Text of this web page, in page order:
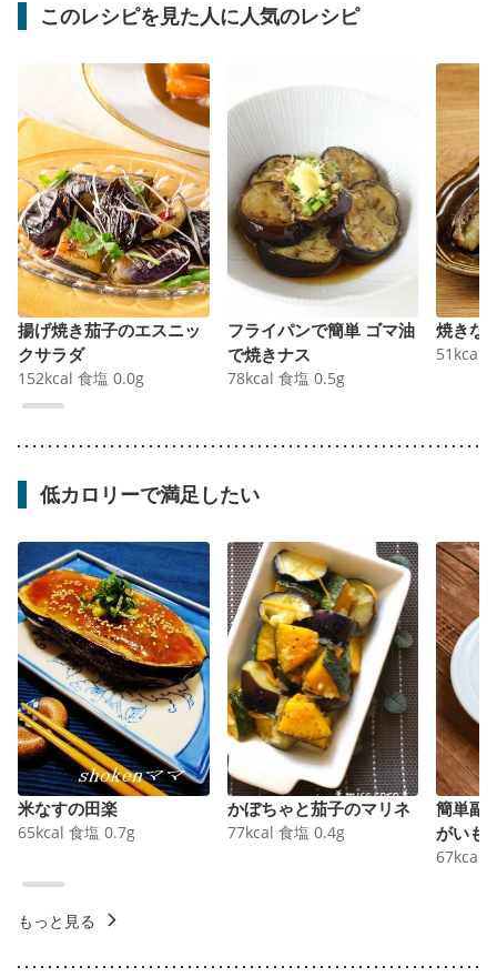
このレシピを見た人に人気のレシピ
揚げ焼き茄子のエスニッ
クサラダ
152kcal 食塩 0.0g
フライパンで簡単 ゴマ油
で焼きナス
78kcal 食塩 0.5g
焼きな
51 kcal
低カロリーで満足したい
米なすの田楽
65kcal 食塩 0.7g
かぼちゃと茄子のマリネ
77kcal 食塩 0.4g
簡単副
がいも
67kcal
もっと見る